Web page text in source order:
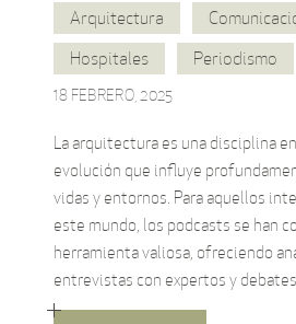
Arquitectura
Hospitales
Periodismo
18 FEBRERO, 2025
La arquitectura es una disciplina
evolución que influye
vidas y entornos. Para aquellos
este mundo, los podcasts se han
herramienta valiosa, ofreciendo
entrevistas con expertos y debates